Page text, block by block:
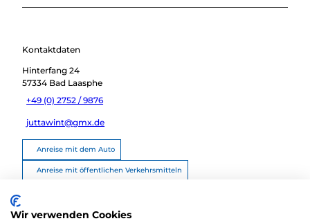
Kontaktdaten
Hinterfang 24
57334 Bad Laasphe
+49 (0) 2752 / 9876
juttawint@gmx.de
Anreise mit dem Auto
Anreise mit öffentlichen Verkehrsmitteln
Wir verwenden Cookies